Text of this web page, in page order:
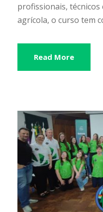
profissionais, técnicos
agrícola, o curso tem
Read More